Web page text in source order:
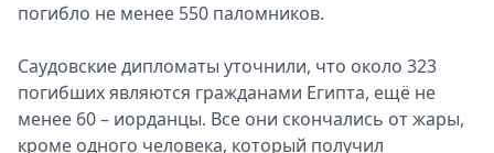
Выборы
Скачай
Metro
погибло не менее 550 паломников.
Саудовские дипломаты уточнили, что около 323
погибших являются гражданами Египта, ещё не
менее 60 – иорданцы. Все они скончались от жары,
кроме одного человека, который получил